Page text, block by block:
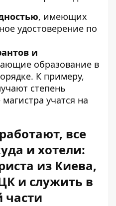
, имеющих
удостоверение по
и
образование в
К примеру,
степень
учатся на
все
и хотели:
из Киева,
и служить в
части